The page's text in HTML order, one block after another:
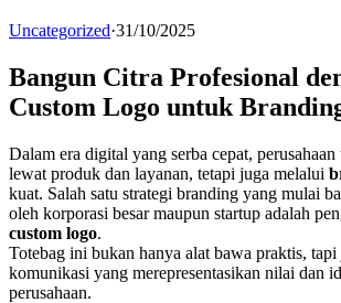
Uncategorized·31/10/2025
Bangun Citra Profesional
Custom Logo untuk
Dalam era digital yang serba cepat,
lewat produk dan layanan, tetapi juga melalui
kuat. Salah satu strategi branding yang mulai
oleh korporasi besar maupun startup adalah
custom logo.
Totebag ini bukan hanya alat bawa praktis, tapi
komunikasi yang merepresentasikan nilai dan
perusahaan.